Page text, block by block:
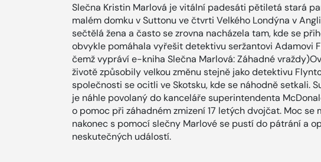
Slečna Kristin Marlová je vitální padesáti pětiletá stará
malém domku v Suttonu ve čtvrti Velkého Londýna v
sečtělá žena a často se zrovna nacházela tam, kde se
obvykle pomáhala vyřešit detektivu seržantovi Adamovi
čemž vypráví e-kniha Slečna Marlová: Záhadné
životě způsobily velkou změnu stejně jako detektivu
společnosti se ocitli ve Skotsku, kde se náhodně setkali.
je náhle povolaný do kanceláře superintendenta
o pomoc při záhadném zmizení 17 letých dvojčat. Moc se
nakonec s pomocí slečny Marlové se pustí do pátrání a
neskutečných událostí.